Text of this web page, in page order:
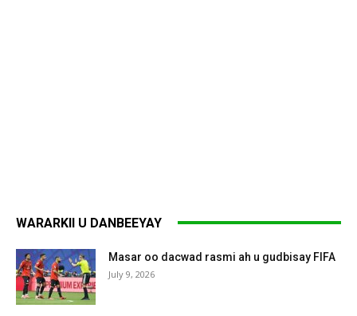
WARARKII U DANBEEYAY
Masar oo dacwad rasmi ah u gudbisay FIFA
July 9, 2026